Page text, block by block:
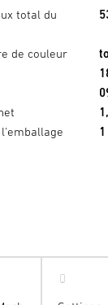
total du
de couleur
l'emballage
1